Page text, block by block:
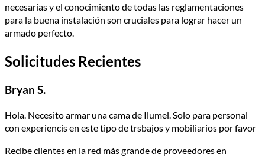
necesarias y el conocimiento de todas las reglamentaciones
para la buena instalación son cruciales para lograr hacer un
armado perfecto.
Solicitudes Recientes
Bryan S.
Hola. Necesito armar una cama de Ilumel. Solo para personal
con experiencis en este tipo de trsbajos y mobiliarios por favor
Recibe clientes en la red más grande de proveedores en